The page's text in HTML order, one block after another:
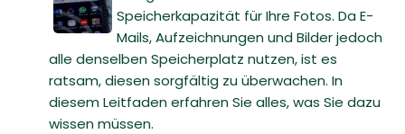
Speicherkapazität für Ihre Fotos. Da E-
Mails, Aufzeichnungen und Bilder jedoch
alle denselben Speicherplatz nutzen, ist es
ratsam, diesen sorgfältig zu überwachen. In
diesem Leitfaden erfahren Sie alles, was Sie dazu
wissen müssen.